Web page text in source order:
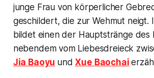
junge Frau von körperlicher
geschildert, die zur Wehmut neigt.
bildet einen der Hauptstränge des
nebendem vom Liebesdreieck
Jia Baoyu undXue Baochai